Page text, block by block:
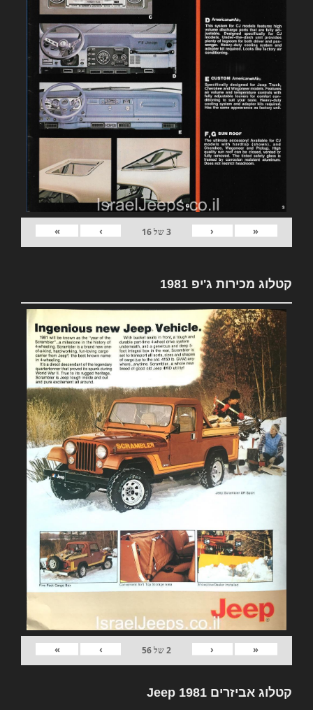
«
‹
3של16
›
»
קטלוג מכירות ג'יפ 1981
«
‹
2של56
›
»
קטלוג אביזרים 1981 Jeep